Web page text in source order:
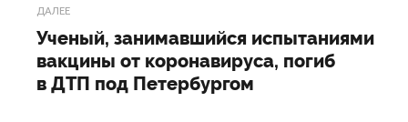
ДАЛЕЕ
Ученый, занимавшийся испытаниями
вакцины от коронавируса, погиб
в ДТП под Петербургом